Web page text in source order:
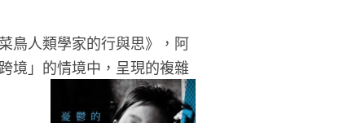
鳥人類學家的行與思》，阿
境」的情境中，呈現的複雜